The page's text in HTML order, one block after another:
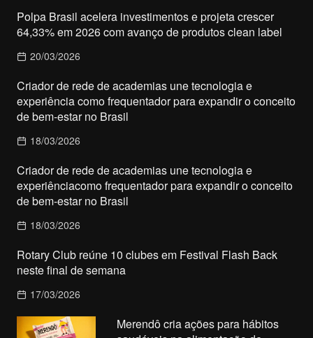
Polpa Brasil acelera investimentos e projeta crescer
64,33% em 2026 com avanço de produtos clean label
20/03/2026
Criador de rede de academias une tecnologia e
experiência como frequentador para expandir o conceito
de bem-estar no Brasil
18/03/2026
Criador de rede de academias une tecnologia e
experiênciacomo frequentador para expandir o conceito
de bem-estar no Brasil
18/03/2026
Rotary Club reúne 10 clubes em Festival Flash Back
neste final de semana
17/03/2026
Merendô cria ações para hábitos